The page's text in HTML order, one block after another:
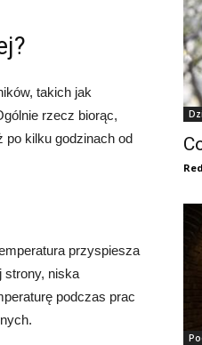
takich jak
rzecz biorąc,
po kilku godzinach od
przyspiesza
strony, niska
podczas prac